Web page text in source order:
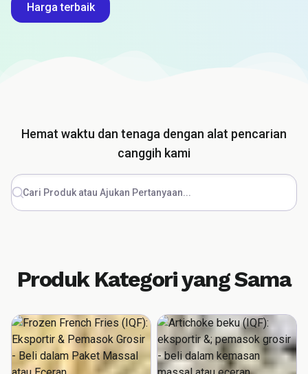
Harga terbaik
Hemat waktu dan tenaga dengan alat pencarian
canggih kami
Cari Produk atau Ajukan Pertanyaan...
Produk Kategori yang Sama